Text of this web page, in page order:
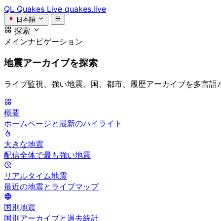
QL Quakes Live quakes.live
日本語
探索
メインナビゲーション
地震アーカイブを探索
ライブ監視、強い地震、国、都市、履歴アーカイブを多言語
概要
ホームページと最新のハイライト
大きな地震
配信全体で最も強い地震
リアルタイム地震
最近の地震とライブマップ
国別地震
国別アーカイブと過去統計